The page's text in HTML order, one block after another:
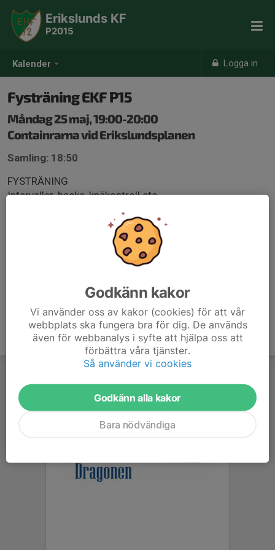
Kalender Logga in
Erikslunds KF
P2015
Fysträning EKF P15
Måndag 25 maj, 19:00-20:00
Containrarna vid Erikslundsplanen
Samling: 18:50
FYSTRÄNING
Intervaller, backe, knäkontroll etc
Kom i löparskor och EKF svarta träningkläder.
Medtag ryggsäck med vattenflaska. I ryggsäcken läggs
jackan under träning, vi slänger inga kläder på marken.
Godkänn kakor
Vi använder oss av kakor (cookies) för att vår
webbplats ska fungera bra för dig. De används
även för webbanalys i syfte att hjälpa oss att
förbättra våra tjänster.
Så använder vi cookies
Godkänn alla kakor
Bara nödvändiga